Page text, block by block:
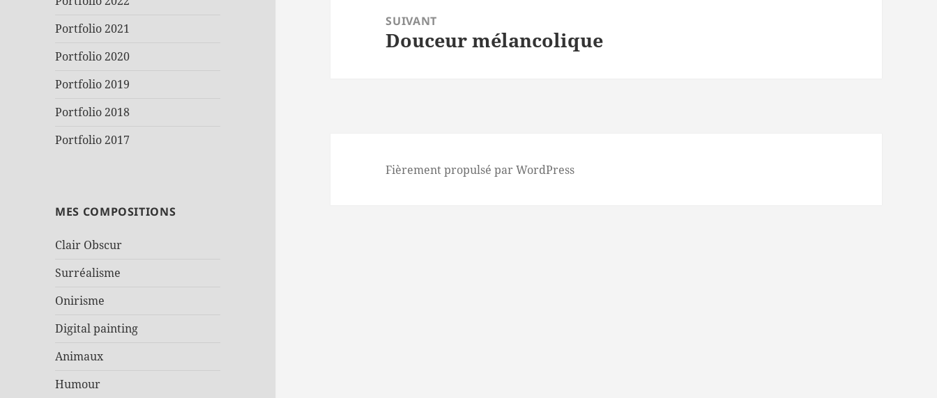
Portfolio 2021
Portfolio 2020
Portfolio 2019
Portfolio 2018
Portfolio 2017
MES COMPOSITIONS
Clair Obscur
Surréalisme
Onirisme
Digital painting
Animaux
Humour
SUIVANT
Article
Douceur mélancolique
Fièrement propulsé par WordPress